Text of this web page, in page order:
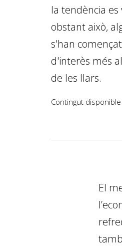
la tendència
obstant això,
s'han
d'interès més
de les llars.
Contingut
El